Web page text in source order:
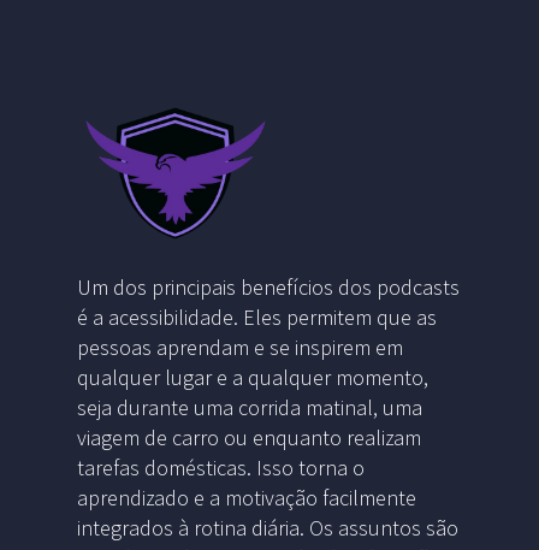
Um dos principais benefícios dos podcasts
é a acessibilidade. Eles permitem que as
pessoas aprendam e se inspirem em
qualquer lugar e a qualquer momento,
seja durante uma corrida matinal, uma
viagem de carro ou enquanto realizam
tarefas domésticas. Isso torna o
aprendizado e a motivação facilmente
integrados à rotina diária. Os assuntos são